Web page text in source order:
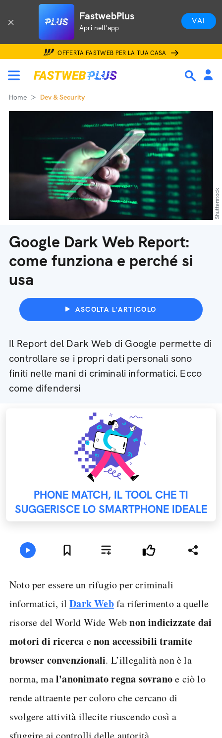
FastwebPlus
Apri nell'app
VAI
OFFERTA FASTWEB PER LA TUA CASA
Home Dev & Security
Google Dark Web Report:
come funziona e perché si
usa
ASCOLTA L'ARTICOLO
Il Report del Dark Web di Google permette di
controllare se i propri dati personali sono
finiti nelle mani di criminali informatici. Ecco
come difendersi
Shutterstock
PHONE MATCH, IL TOOL CHE TI
SUGGERISCE LO SMARTPHONE IDEALE
Noto per essere un rifugio per criminali
informatici, ilDark Webfa riferimento a quelle
risorse del World Wide Webnon indicizzate dai
motori di ricerca enon accessibili tramite
browser convenzionali. L’illegalità non è la
norma, mal'anonimato regna sovranoe ciò lo
rende attraente per coloro che cercano di
svolgere attività illecite riuscendo così a
sfuggire ai controlli delle autorità.